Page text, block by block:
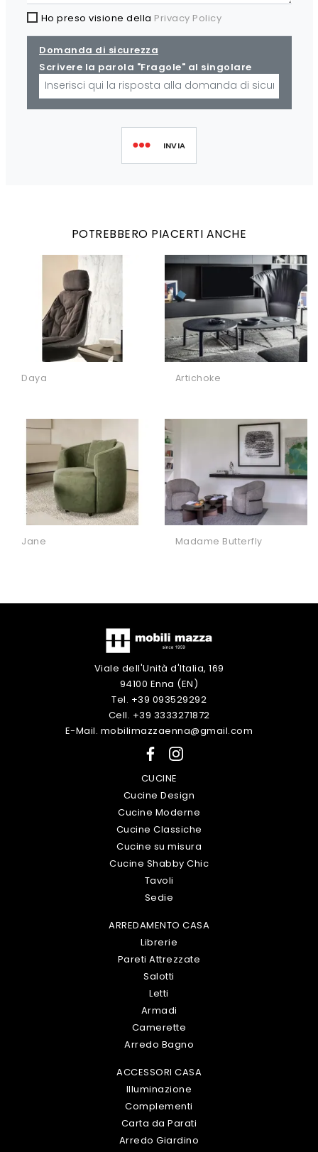
Ho preso visione della Privacy Policy
Domanda di sicurezza
Scrivere la parola "Fragole" al singolare
INVIA
POTREBBERO PIACERTI ANCHE
Daya Artichoke
Jane Madame Butterfly
Viale dell'Unità d'Italia, 169
94100 Enna (EN)
Tel. +39 093529292
Cell. +39 3333271872
E-Mail. mobilimazzaenna@gmail.com
CUCINE
Cucine Design
Cucine Moderne
Cucine Classiche
Cucine su misura
Cucine Shabby Chic
Tavoli
Sedie
ARREDAMENTO CASA
Librerie
Pareti Attrezzate
Salotti
Letti
Armadi
Camerette
Arredo Bagno
ACCESSORI CASA
Illuminazione
Complementi
Carta da Parati
Arredo Giardino